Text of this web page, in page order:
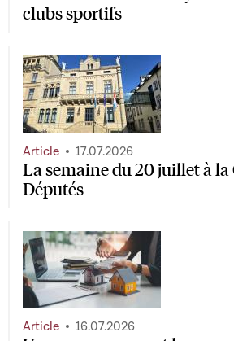
clubs sportifs
La semaine du 20 juillet à la
Députés
Article 17.07.2026
Article 16.07.2026